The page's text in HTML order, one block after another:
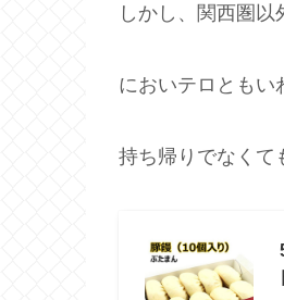
しかし、関西圏
においテロともい
持ち帰りでなくて